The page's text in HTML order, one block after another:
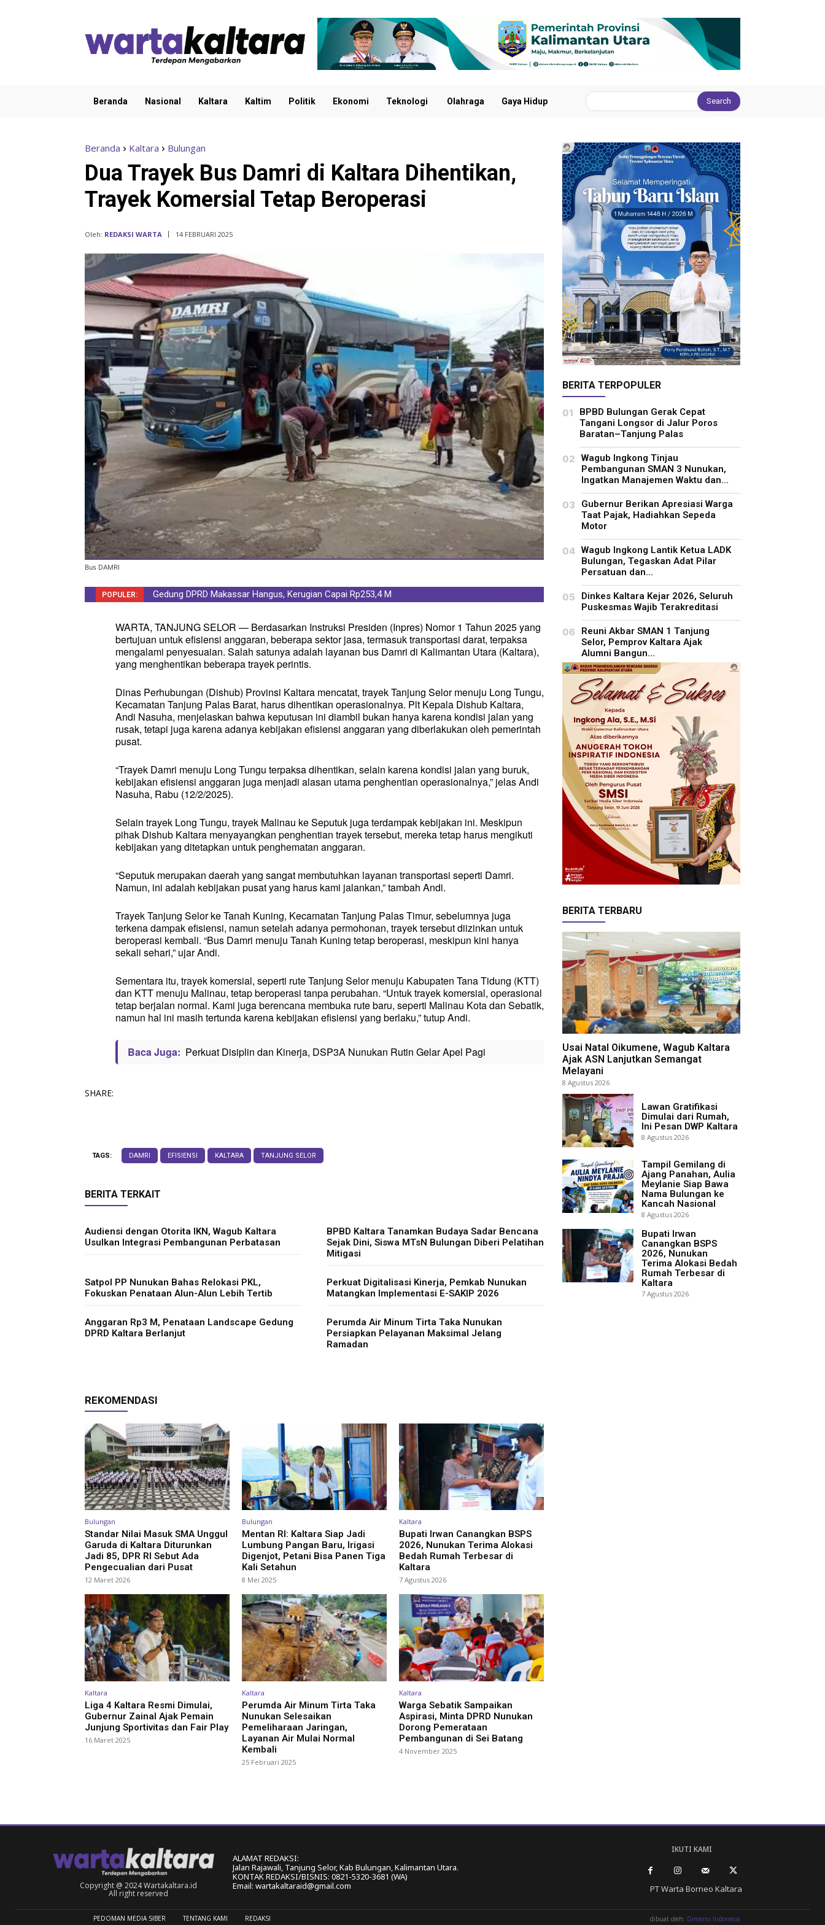
Beranda Nasional Kaltara Kaltim Politik Ekonomi Teknologi Olahraga Gaya Hidup Search
Beranda Kaltara Bulungan
Dua Trayek Bus Damri di Kaltara Dihentikan,
Trayek Komersial Tetap Beroperasi
Oleh: REDAKSI WARTA 14 FEBRUARI 2025
Bus DAMRI
POPULER: Gedung DPRD Makassar Hangus, Kerugian Capai Rp253,4 M
Pelukan Hangat Warnai HUT Ke-27 PP Polri, Gubernur Kaltara: Jiwa
WARTA, TANJUNG SELOR — Berdasarkan Instruksi Presiden (Inpres) Nomor 1 Tahun 2025 yang
bertujuan untuk efisiensi anggaran, beberapa sektor jasa, termasuk transportasi darat, terpaksa
mengalami penyesuaian. Salah satunya adalah layanan bus Damri di Kalimantan Utara (Kaltara),
yang menghentikan beberapa trayek perintis.
Dinas Perhubungan (Dishub) Provinsi Kaltara mencatat, trayek Tanjung Selor menuju Long Tungu,
Kecamatan Tanjung Palas Barat, harus dihentikan operasionalnya. Plt Kepala Dishub Kaltara,
Andi Nasuha, menjelaskan bahwa keputusan ini diambil bukan hanya karena kondisi jalan yang
rusak, tetapi juga karena adanya kebijakan efisiensi anggaran yang diberlakukan oleh pemerintah
pusat.
“Trayek Damri menuju Long Tungu terpaksa dihentikan, selain karena kondisi jalan yang buruk,
kebijakan efisiensi anggaran juga menjadi alasan utama penghentian operasionalnya,” jelas Andi
Nasuha, Rabu (12/2/2025).
Selain trayek Long Tungu, trayek Malinau ke Seputuk juga terdampak kebijakan ini. Meskipun
pihak Dishub Kaltara menyayangkan penghentian trayek tersebut, mereka tetap harus mengikuti
kebijakan yang ditetapkan untuk penghematan anggaran.
“Seputuk merupakan daerah yang sangat membutuhkan layanan transportasi seperti Damri.
Namun, ini adalah kebijakan pusat yang harus kami jalankan,” tambah Andi.
Trayek Tanjung Selor ke Tanah Kuning, Kecamatan Tanjung Palas Timur, sebelumnya juga
terkena dampak efisiensi, namun setelah adanya permohonan, trayek tersebut diizinkan untuk
beroperasi kembali. “Bus Damri menuju Tanah Kuning tetap beroperasi, meskipun kini hanya
sekali sehari,” ujar Andi.
Sementara itu, trayek komersial, seperti rute Tanjung Selor menuju Kabupaten Tana Tidung (KTT)
dan KTT menuju Malinau, tetap beroperasi tanpa perubahan. “Untuk trayek komersial, operasional
tetap berjalan normal. Kami juga berencana membuka rute baru, seperti Malinau Kota dan Sebatik,
namun hal ini masih tertunda karena kebijakan efisiensi yang berlaku,” tutup Andi.
Baca Juga: Perkuat Disiplin dan Kinerja, DSP3A Nunukan Rutin Gelar Apel Pagi
SHARE:
TAGS: DAMRI EFISIENSI KALTARA TANJUNG SELOR
BERITA TERKAIT
Audiensi dengan Otorita IKN, Wagub Kaltara
Usulkan Integrasi Pembangunan Perbatasan
BPBD Kaltara Tanamkan Budaya Sadar Bencana
Sejak Dini, Siswa MTsN Bulungan Diberi Pelatihan
Mitigasi
Satpol PP Nunukan Bahas Relokasi PKL,
Fokuskan Penataan Alun-Alun Lebih Tertib
Perkuat Digitalisasi Kinerja, Pemkab Nunukan
Matangkan Implementasi E-SAKIP 2026
Anggaran Rp3 M, Penataan Landscape Gedung
DPRD Kaltara Berlanjut
Perumda Air Minum Tirta Taka Nunukan
Persiapkan Pelayanan Maksimal Jelang
Ramadan
REKOMENDASI
Bulungan
Standar Nilai Masuk SMA Unggul
Garuda di Kaltara Diturunkan
Jadi 85, DPR RI Sebut Ada
Pengecualian dari Pusat
12 Maret 2026
Bulungan
Mentan RI: Kaltara Siap Jadi
Lumbung Pangan Baru, Irigasi
Digenjot, Petani Bisa Panen Tiga
Kali Setahun
8 Mei 2025
Kaltara
Bupati Irwan Canangkan BSPS
2026, Nunukan Terima Alokasi
Bedah Rumah Terbesar di
Kaltara
7 Agustus 2026
Kaltara
Liga 4 Kaltara Resmi Dimulai,
Gubernur Zainal Ajak Pemain
Junjung Sportivitas dan Fair Play
16 Maret 2025
Kaltara
Perumda Air Minum Tirta Taka
Nunukan Selesaikan
Pemeliharaan Jaringan,
Layanan Air Mulai Normal
Kembali
25 Februari 2025
Kaltara
Warga Sebatik Sampaikan
Aspirasi, Minta DPRD Nunukan
Dorong Pemerataan
Pembangunan di Sei Batang
4 November 2025
BERITA TERPOPULER
BPBD Bulungan Gerak Cepat
Tangani Longsor di Jalur Poros
Baratan–Tanjung Palas
Wagub Ingkong Tinjau
Pembangunan SMAN 3 Nunukan,
Ingatkan Manajemen Waktu dan...
Gubernur Berikan Apresiasi Warga
Taat Pajak, Hadiahkan Sepeda
Motor
Wagub Ingkong Lantik Ketua LADK
Bulungan, Tegaskan Adat Pilar
Persatuan dan...
Dinkes Kaltara Kejar 2026, Seluruh
Puskesmas Wajib Terakreditasi
Reuni Akbar SMAN 1 Tanjung
Selor, Pemprov Kaltara Ajak
Alumni Bangun...
BERITA TERBARU
Usai Natal Oikumene, Wagub Kaltara
Ajak ASN Lanjutkan Semangat
Melayani
8 Agustus 2026
Lawan Gratifikasi
Dimulai dari Rumah,
Ini Pesan DWP Kaltara
8 Agustus 2026
Tampil Gemilang di
Ajang Panahan, Aulia
Meylanie Siap Bawa
Nama Bulungan ke
Kancah Nasional
8 Agustus 2026
Bupati Irwan
Canangkan BSPS
2026, Nunukan
Terima Alokasi Bedah
Rumah Terbesar di
Kaltara
7 Agustus 2026
Copyright @ 2024 Wartakaltara.id
All right reserved
ALAMAT REDAKSI:
Jalan Rajawali, Tanjung Selor, Kab Bulungan, Kalimantan Utara.
KONTAK REDAKSI/BISNIS: 0821-5320-3681 (WA)
Email: wartakaltaraid@gmail.com
IKUTI KAMI
PT Warta Borneo Kaltara
PEDOMAN MEDIA SIBER TENTANG KAMI REDAKSI dibuat oleh: Dimensi Indonesia